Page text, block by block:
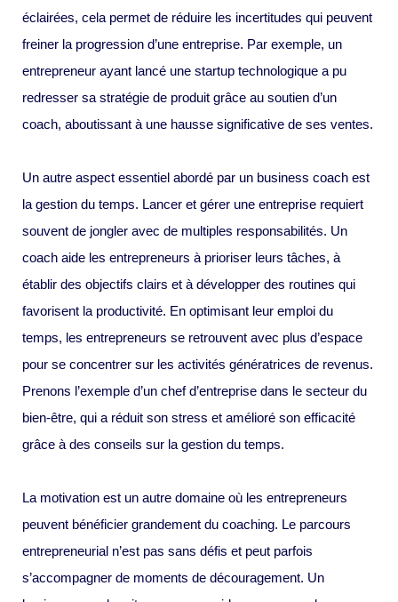
éclairées, cela permet de réduire les incertitudes qui peuvent
freiner la progression d’une entreprise. Par exemple, un
entrepreneur ayant lancé une startup technologique a pu
redresser sa stratégie de produit grâce au soutien d’un
coach, aboutissant à une hausse significative de ses ventes.
Un autre aspect essentiel abordé par un business coach est
la gestion du temps. Lancer et gérer une entreprise requiert
souvent de jongler avec de multiples responsabilités. Un
coach aide les entrepreneurs à prioriser leurs tâches, à
établir des objectifs clairs et à développer des routines qui
favorisent la productivité. En optimisant leur emploi du
temps, les entrepreneurs se retrouvent avec plus d’espace
pour se concentrer sur les activités génératrices de revenus.
Prenons l’exemple d’un chef d’entreprise dans le secteur du
bien-être, qui a réduit son stress et amélioré son efficacité
grâce à des conseils sur la gestion du temps.
La motivation est un autre domaine où les entrepreneurs
peuvent bénéficier grandement du coaching. Le parcours
entrepreneurial n’est pas sans défis et peut parfois
s’accompagner de moments de découragement. Un